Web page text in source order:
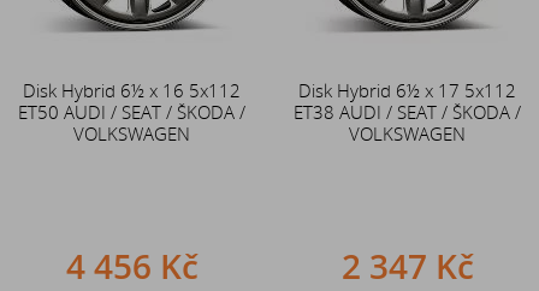
Disk Hybrid 6½ x 16 5x112
ET50 AUDI / SEAT / ŠKODA /
VOLKSWAGEN
4 456 Kč
Disk Hybrid 6½ x 17 5x112
ET38 AUDI / SEAT / ŠKODA /
VOLKSWAGEN
2 347 Kč